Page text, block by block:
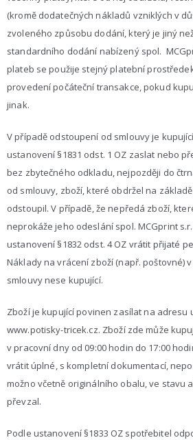
(kromě dodatečných nákladů vzniklých v
zvoleného způsobu dodání, který je jiný
standardního dodání nabízený spol.
plateb se použije stejný platební
provedení počáteční transakce, pokud
jinak.
V případě odstoupení od smlouvy je
ustanovení §1831 odst. 1 OZ zaslat nebo
bez zbytečného odkladu, nejpozději do
od smlouvy, zboží, které obdržel na
odstoupil. V případě, že nepředá zboží,
neprokáže jeho odeslání spol. MCGprint
ustanovení §1832 odst. 4 OZ vrátit přijaté
Náklady na vrácení zboží (např. poštovné)
smlouvy nese kupující.
Zboží je kupující povinen zasílat na adresu
www.potisky-tricek.cz. Zboží zde může
v pracovní dny od 09:00 hodin do 17:00
vrátit úplné, s kompletní dokumentací,
možno včetně originálního obalu, ve stavu
převzal.
Podle ustanovení §1833 OZ spotřebitel